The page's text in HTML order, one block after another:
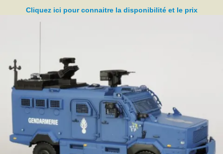
Cliquez ici pour connaitre la disponibilité et le prix